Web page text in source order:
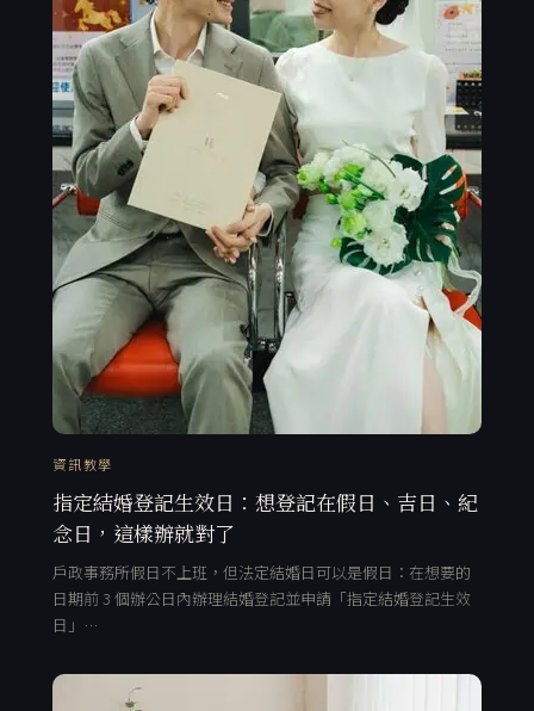
資訊教學
指定結婚登記生效日：想登記在假日、吉日、紀
念日，這樣辦就對了
戶政事務所假日不上班，但法定結婚日可以是假日：在想要的
日期前 3 個辦公日內辦理結婚登記並申請「指定結婚登記生效
日」…